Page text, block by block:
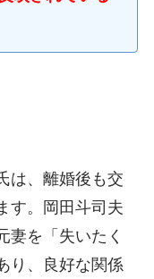
は、離婚後も交
す。岡田斗司夫
妻を「失いたく
り、良好な関係